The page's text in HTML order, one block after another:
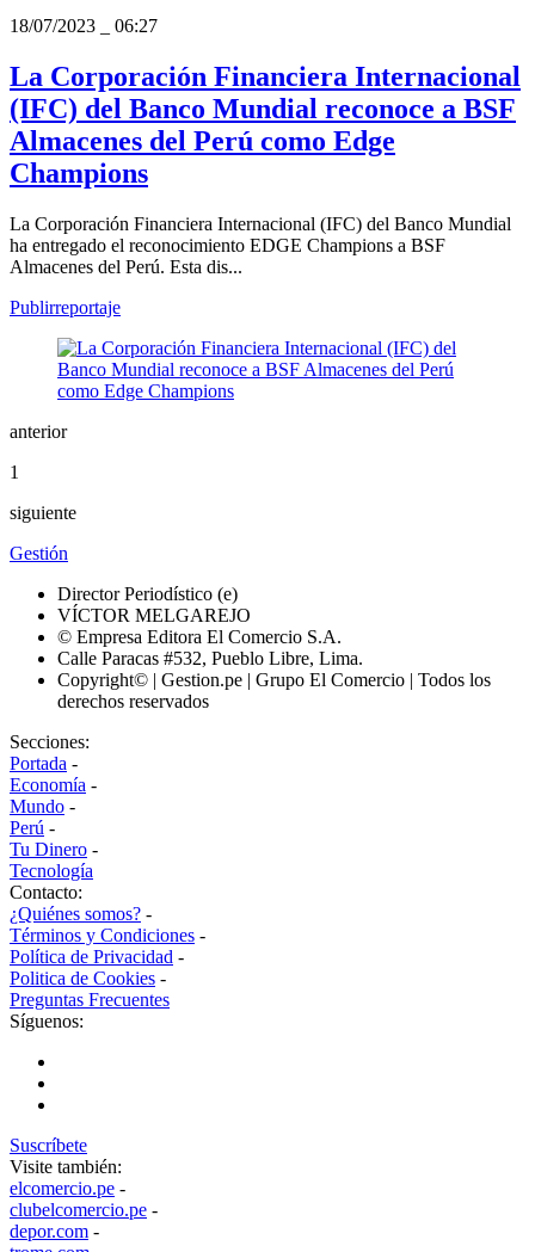
18/07/2023
06:27
La Corporación Financiera Internacional
(IFC) del Banco Mundial reconoce a BSF
Almacenes del Perú como Edge
Champions
La Corporación Financiera Internacional (IFC) del Banco Mundial
ha entregado el reconocimiento EDGE Champions a BSF
Almacenes del Perú. Esta dis...
Publirreportaje
anterior
1
siguiente
Gestión
Director Periodístico (e)
VÍCTOR MELGAREJO
© Empresa Editora El Comercio S.A.
Calle Paracas #532, Pueblo Libre, Lima.
Copyright© | Gestion.pe | Grupo El Comercio | Todos los
derechos reservados
Secciones:
Portada -
Economía -
Mundo -
Perú -
Tu Dinero -
Tecnología
Contacto:
¿Quiénes somos? -
Términos y Condiciones -
Política de Privacidad -
Politica de Cookies -
Preguntas Frecuentes
Síguenos:
Suscríbete
Visite también:
elcomercio.pe -
clubelcomercio.pe -
depor.com -